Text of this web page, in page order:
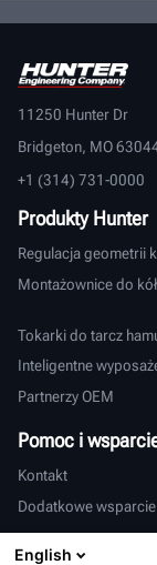
11250 Hunter Dr
Bridgeton, MO
+1 (314) 731-0000
Produkty Hunter
Regulacja geometrii
Montażownice do kół
Tokarki do tarcz
Inteligentne
Partnerzy OEM
Pomoc i
Kontakt
Dodatkowe wsparcie
Międzynarodowy
English